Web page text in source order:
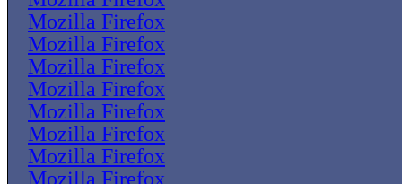
Mozilla Firefox
Mozilla Firefox
Mozilla Firefox
Mozilla Firefox
Mozilla Firefox
Mozilla Firefox
Mozilla Firefox
Mozilla Firefox